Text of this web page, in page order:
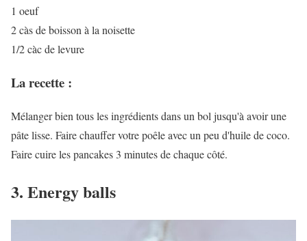
1 oeuf
2 càs de boisson à la noisette
1/2 càc de levure
La recette :
Mélanger bien tous les ingrédients dans un bol jusqu'à avoir une
pâte lisse. Faire chauffer votre poêle avec un peu d'huile de coco.
Faire cuire les pancakes 3 minutes de chaque côté.
3. Energy balls